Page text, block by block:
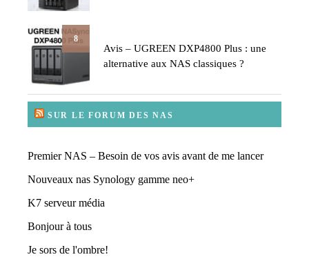
8
Avis – UGREEN DXP4800 Plus : une
alternative aux NAS classiques ?
SUR LE FORUM DES NAS
Premier NAS – Besoin de vos avis avant de me lancer
Nouveaux nas Synology gamme neo+
K7 serveur média
Bonjour à tous
Je sors de l'ombre!